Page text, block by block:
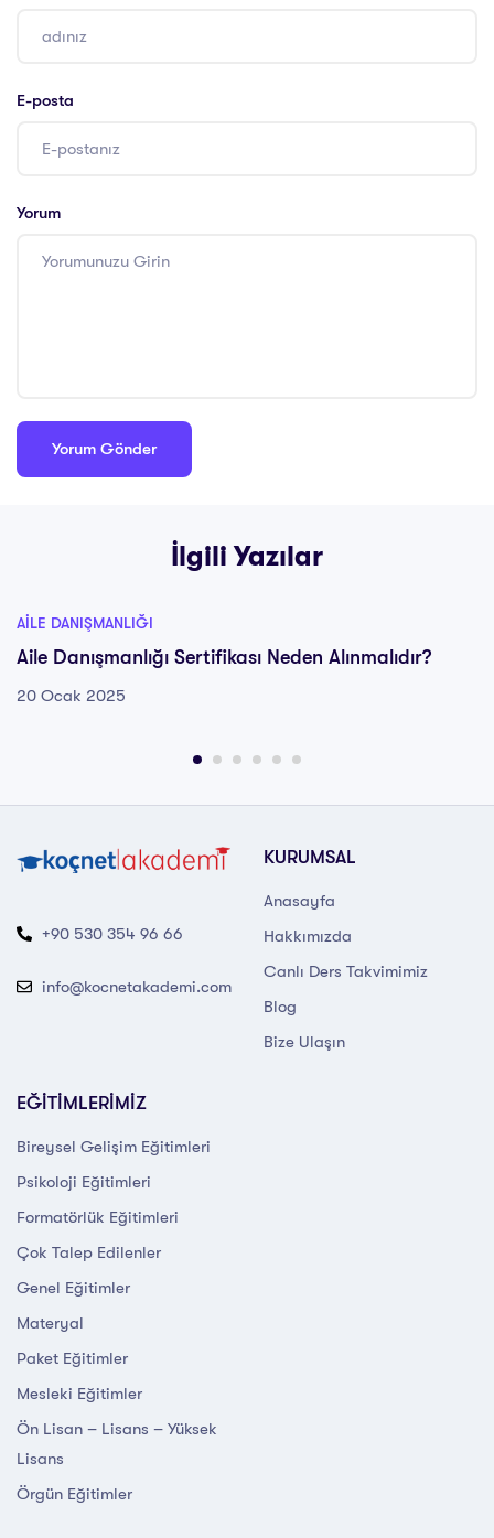
E-posta
Yorum
İlgili Yazılar
AILE DANIŞMANLIĞI
Aile Danışmanlığı Sertifikası Neden Alınmalıdır?
20 Ocak 2025
+90 530 354 96 66
info@kocnetakademi.com
KURUMSAL
Anasayfa
Hakkımızda
Canlı Ders Takvimimiz
Blog
Bize Ulaşın
EĞİTİMLERİMİZ
Bireysel Gelişim Eğitimleri
Psikoloji Eğitimleri
Formatörlük Eğitimleri
Çok Talep Edilenler
Genel Eğitimler
Materyal
Paket Eğitimler
Mesleki Eğitimler
Ön Lisan – Lisans – Yüksek
Lisans
Örgün Eğitimler